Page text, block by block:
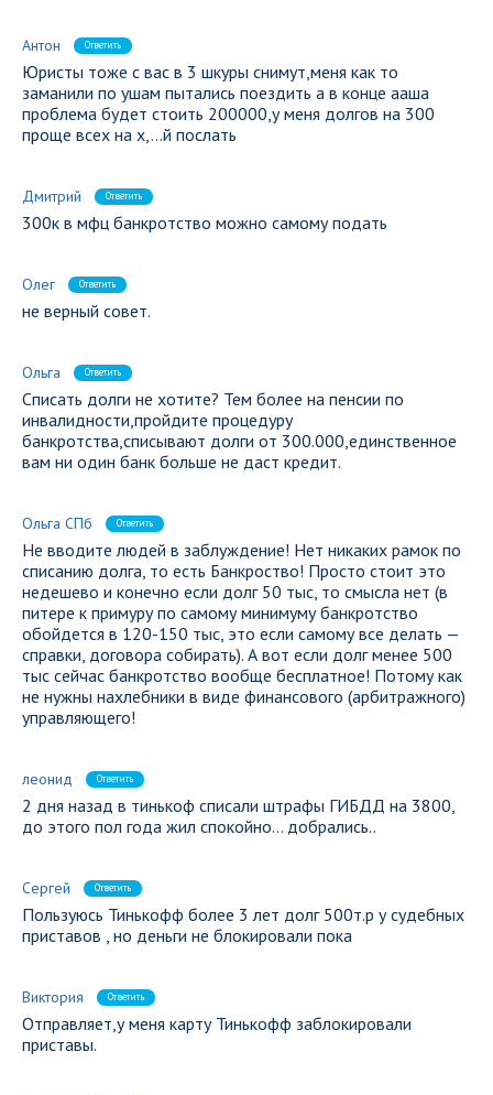
Антон Ответить
Юристы тоже с вас в 3 шкуры снимут,меня как то
заманили по ушам пытались поездить а в конце ааша
проблема будет стоить 200000,у меня долгов на 300
проще всех на х,…й послать
Дмитрий Ответить
300к в мфц банкротство можно самому подать
Олег Ответить
не верный совет.
Ольга Ответить
Списать долги не хотите? Тем более на пенсии по
инвалидности,пройдите процедуру
банкротства,списывают долги от 300.000,единственное
вам ни один банк больше не даст кредит.
Ольга СПб Ответить
Не вводите людей в заблуждение! Нет никаких рамок по
списанию долга, то есть Банкроство! Просто стоит это
недешево и конечно если долг 50 тыс, то смысла нет (в
питере к примуру по самому минимуму банкротство
обойдется в 120-150 тыс, это если самому все делать —
справки, договора собирать). А вот если долг менее 500
тыс сейчас банкротство вообще бесплатное! Потому как
не нужны нахлебники в виде финансового (арбитражного)
управляющего!
леонид Ответить
2 дня назад в тинькоф списали штрафы ГИБДД на 3800,
до этого пол года жил спокойно… добрались..
Сергей Ответить
Пользуюсь Тинькофф более 3 лет долг 500т.р у судебных
приставов , но деньги не блокировали пока
Виктория Ответить
Отправляет,у меня карту Тинькофф заблокировали
приставы.